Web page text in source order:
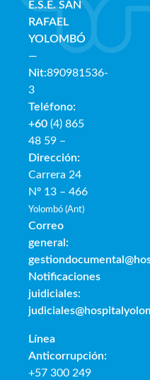
E.S.E. SAN
RAFAEL
YOLOMBÓ
—
Nit:890981536-
3
Teléfono:
+60 (4) 865
48 59 –
Dirección:
Carrera 24
Nº 13 – 466
Yolombó (Ant)
Correo
general:
Notificaciones
juidiciales:
Línea
Anticorrupción:
+57 300 249